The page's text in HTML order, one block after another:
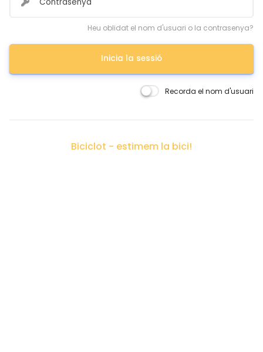
Heu oblidat el nom d'usuari o la contrasenya?
Inicia la sessió
Recorda el nom d'usuari
Biciclot - estimem la bici!